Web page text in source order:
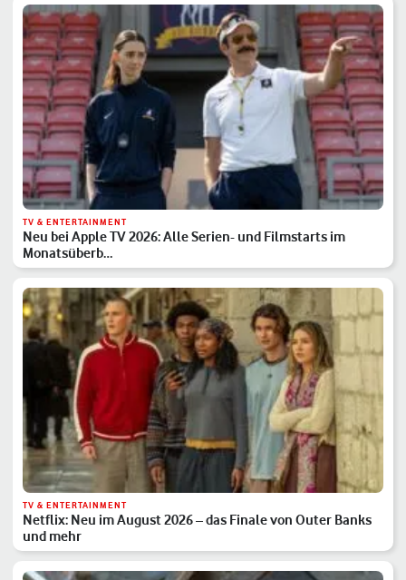
TV & ENTERTAINMENT
Neu bei Apple TV 2026: Alle Serien- und Filmstarts im
Monatsüberb…
TV & ENTERTAINMENT
Netflix: Neu im August 2026 – das Finale von Outer Banks
und mehr